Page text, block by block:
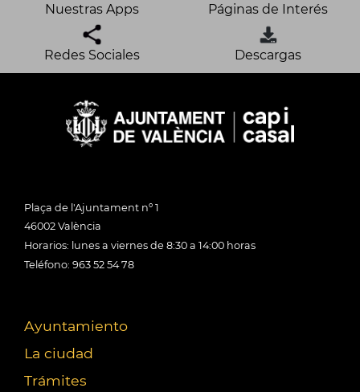
Nuestras Apps Páginas de Interés
Redes Sociales Descargas
Plaça de l'Ajuntament nº 1
46002 València
Horarios: lunes a viernes de 8:30 a 14:00 horas
Teléfono: 963 52 54 78
Ayuntamiento
La ciudad
Trámites